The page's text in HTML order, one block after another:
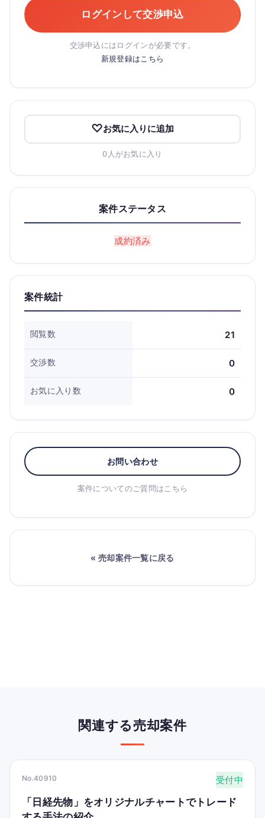
ログインして交渉申込
交渉申込にはログインが必要です。
新規登録はこちら
お気に入りに追加
0人がお気に入り
案件ステータス
成約済み
案件統計
閲覧数 21
交渉数 0
お気に入り数 0
お問い合わせ
案件についてのご質問はこちら
« 売却案件一覧に戻る
関連する売却案件
No.40910 受付中
「日経先物」をオリジナルチャートでトレード